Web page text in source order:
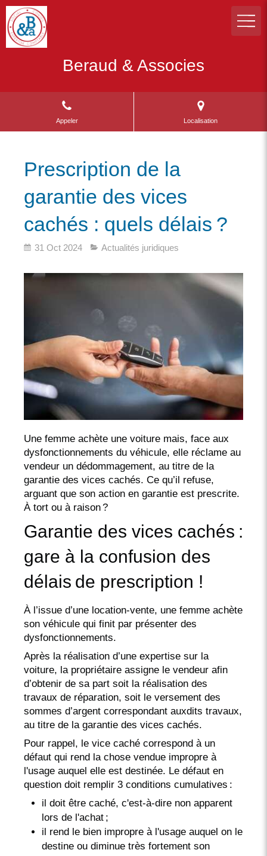
Beraud & Associes
Appeler Localisation
Prescription de la
garantie des vices
cachés : quels délais ?
31 Oct 2024 Actualités juridiques
Une femme achète une voiture mais, face aux
dysfonctionnements du véhicule, elle réclame au
vendeur un dédommagement, au titre de la
garantie des vices cachés. Ce qu’il refuse,
arguant que son action en garantie est prescrite.
À tort ou à raison ?
Garantie des vices cachés :
gare à la confusion des
délais de prescription !
À l’issue d’une location-vente, une femme achète
son véhicule qui finit par présenter des
dysfonctionnements.
Après la réalisation d’une expertise sur la
voiture, la propriétaire assigne le vendeur afin
d’obtenir de sa part soit la réalisation des
travaux de réparation, soit le versement des
sommes d’argent correspondant auxdits travaux,
au titre de la garantie des vices cachés.
Pour rappel, le vice caché correspond à un
défaut qui rend la chose vendue impropre à
l'usage auquel elle est destinée. Le défaut en
question doit remplir 3 conditions cumulatives :
il doit être caché, c'est-à-dire non apparent
lors de l'achat ;
il rend le bien impropre à l'usage auquel on le
destine ou diminue très fortement son